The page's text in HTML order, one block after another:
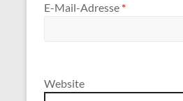
E-Mail-Adresse *
Website